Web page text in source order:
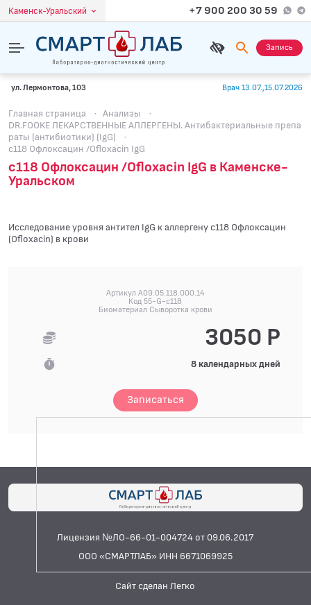
Каменск-Уральский +7 900 200 30 59
Запись
ул. Лермонтова, 103 Врач 13.07.,15.07.2026
Главная страница · Анализы
·
DR.FOOKE ЛЕКАРСТВЕННЫЕ АЛЛЕРГЕНЫ. Антибактериальные препа
раты (антибиотики) (IgG)
·
c118 Офлоксацин /Ofloxacin IgG
c118 Офлоксацин /Ofloxacin IgG в Каменске-
Уральском
Исследование уровня антител IgG к аллергену c118 Офлоксацин
(Ofloxacin) в крови
Артикул A09.05.118.000.14
Код 55-G-c118
Биоматериал Сыворотка крови
3050 Р
8 календарных дней
Записаться
Лицензия №ЛО-66-01-004724 от 09.06.2017
ООО «СМАРТЛАБ» ИНН 6671069925
Сайт сделан Легко